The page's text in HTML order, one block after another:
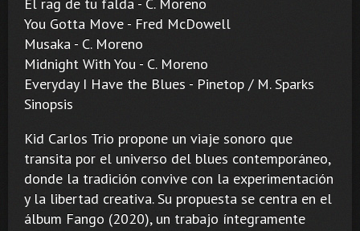
El rag de tu falda - C. Moreno
You Gotta Move - Fred McDowell
Musaka - C. Moreno
Midnight With You - C. Moreno
Everyday I Have the Blues - Pinetop / M. Sparks
Sinopsis
Kid Carlos Trio propone un viaje sonoro que
transita por el universo del blues contemporáneo,
donde la tradición convive con la experimentación
y la libertad creativa. Su propuesta se centra en el
álbum Fango (2020), un trabajo íntegramente